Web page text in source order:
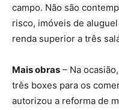
campo. Não são
risco, imóveis de
renda superior a três
Mais obras – Na
três boxes para os
autorizou a reforma de